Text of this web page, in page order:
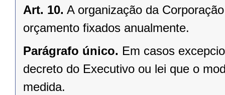
Art. 10. A organização da
orçamento fixados anualmente.
Parágrafo único. Em casos
decreto do Executivo ou lei que o
medida.